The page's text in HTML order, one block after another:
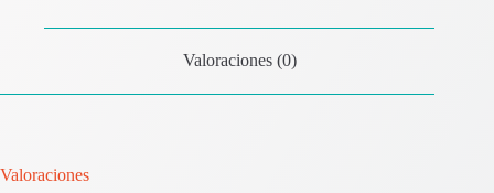
Valoraciones (0)
Valoraciones